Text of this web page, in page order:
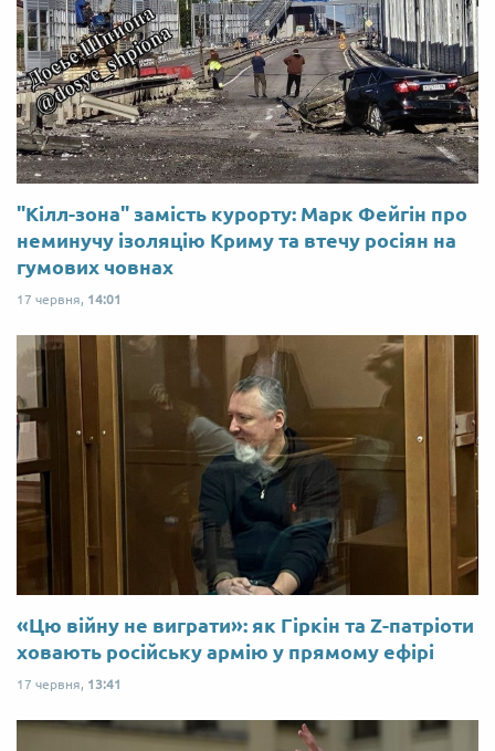
"Кілл-зона" замість курорту: Марк Фейгін про
неминучу ізоляцію Криму та втечу росіян на
гумових човнах
17 червня, 14:01
«Цю війну не виграти»: як Гіркін та Z-патріоти
ховають російську армію у прямому ефірі
17 червня, 13:41